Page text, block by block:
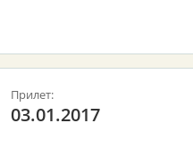
Прилет:
03.01.2017